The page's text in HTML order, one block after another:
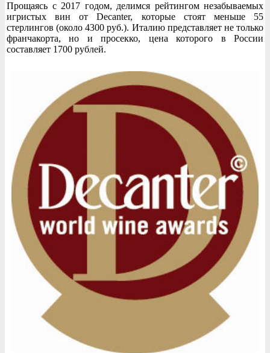
Прощаясь с 2017 годом, делимся рейтингом незабываемых
игристых вин от Decanter, которые стоят меньше 55
стерлингов (около 4300 руб.). Италию представляет не только
франчакорта, но и просекко, цена которого в России
составляет 1700 рублей.